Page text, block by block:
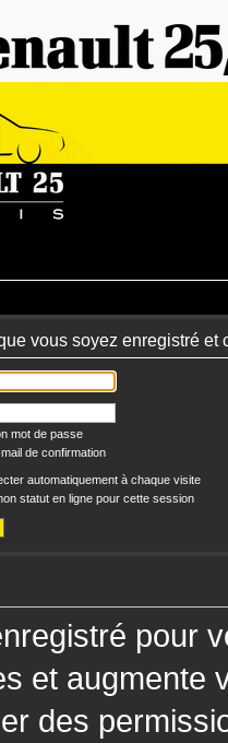
vous soyez enregistré
mot de passe
de confirmation
automatiquement à chaque visite
statut en ligne pour cette session
pour
et augmente
des